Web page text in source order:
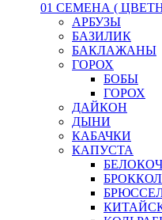
01 СЕМЕНА (
АРБУЗЫ
БАЗИЛИК
БАКЛАЖАНЫ
ГОРОХ
БОБЫ
ГОРОХ
ДАЙКОН
ДЫНИ
КАБАЧКИ
КАПУСТА